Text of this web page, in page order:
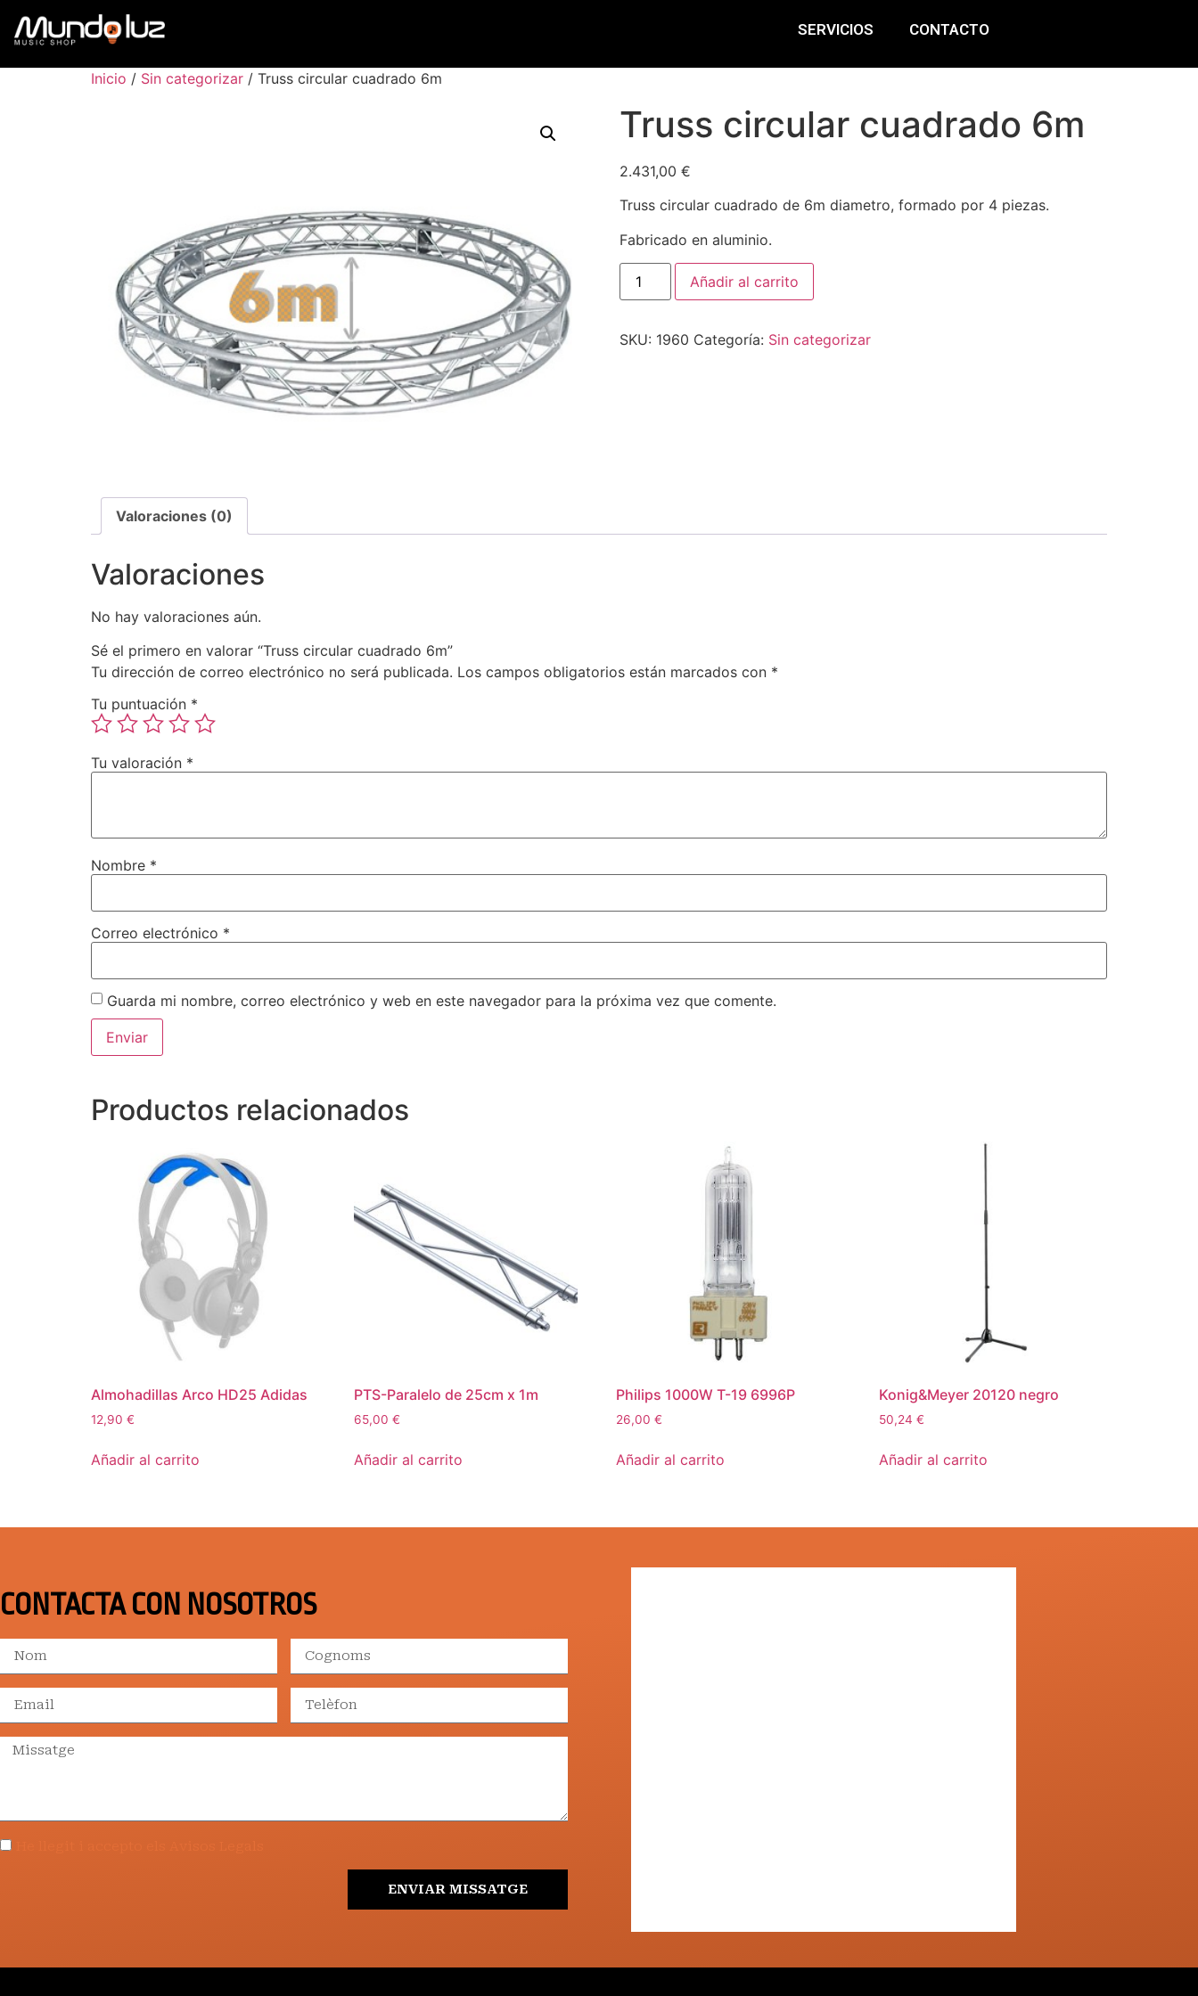
SERVICIOS CONTACTO
Inicio / Sin categorizar / Truss circular cuadrado 6m
Truss circular cuadrado 6m
2.431,00 €
Truss circular cuadrado de 6m diametro, formado por 4 piezas.
Fabricado en aluminio.
Añadir al carrito
SKU: 1960 Categoría: Sin categorizar
Valoraciones (0)
Valoraciones
No hay valoraciones aún.
Sé el primero en valorar “Truss circular cuadrado 6m”
Tu dirección de correo electrónico no será publicada. Los campos obligatorios están marcados con *
Tu puntuación *
Tu valoración *
Nombre *
Correo electrónico *
Guarda mi nombre, correo electrónico y web en este navegador para la próxima vez que comente.
Productos relacionados
Almohadillas Arco HD25 Adidas
12,90 €
Añadir al carrito
PTS-Paralelo de 25cm x 1m
65,00 €
Añadir al carrito
Philips 1000W T-19 6996P
26,00€
Añadir al carrito
Konig&Meyer 20120 negro
50,24€
Añadir al carrito
CONTACTA CON NOSOTROS
ENVIAR MISSATGE